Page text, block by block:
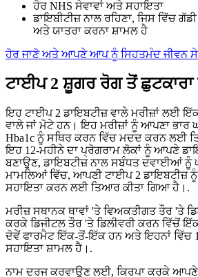
ਹੋਰ NHS ਸੇਵਾਵਾਂ ਅਤੇ ਸਹਾਇਤਾ
ਡਾਇਬੀਟੀਜ਼ ਨਾਲ ਰਹਿਣਾ, ਜਿਸ ਵਿੱਚ
ਅਤੇ ਯਾਤਰਾ ਕਰਨਾ ਸ਼ਾਮਲ ਹੈ
ਹੋਰ ਜਾਣੋ ਅਤੇ ਆਪਣੇ ਆਪ ਨੂੰ ਸਿਹਤਮੰਦ ਜੀਵਨ
ਟਾਈਪ 2 ਸ਼ੂਗਰ ਰੋਗ ਤੋਂ ਛੁਟਕਾਰਾ
ਇਹ ਟਾਈਪ 2 ਡਾਇਬਟੀਜ਼ ਵਾਲੇ ਮਰੀਜ਼ਾਂ ਲਈ
ਵਾਲੇ ਜਾਂ ਮੋਟੇ ਹਨ। ਇਹ ਮਰੀਜ਼ਾਂ ਨੂੰ ਆਪਣਾ
Hba1c ਨੂੰ ਸਥਿਰ ਕਰਨ ਵਿੱਚ ਮਦਦ ਕਰਨ ਲਈ
ਇਹ 12-ਮਹੀਨੇ ਦਾ ਪ੍ਰੋਗਰਾਮ ਲੋਕਾਂ ਨੂੰ ਆਪਣੇ
ਬਣਾਉਣ, ਡਾਇਬਟੀਜ਼ ਨਾਲ ਸਬੰਧਤ ਦਵਾਈਆਂ ਨੂੰ
ਮਾਮਲਿਆਂ ਵਿੱਚ, ਆਪਣੀ ਟਾਈਪ 2 ਡਾਇਬਟੀਜ਼
ਸਹਾਇਤਾ ਕਰਨ ਲਈ ਤਿਆਰ ਕੀਤਾ ਗਿਆ ਹੈ।.
ਮਰੀਜ਼ ਸਥਾਨਕ ਥਾਵਾਂ 'ਤੇ ਵਿਅਕਤੀਗਤ ਤੌਰ 'ਤੇ
ਕਰਕੇ ਡਿਜੀਟਲ ਤੌਰ 'ਤੇ ਡਿਲੀਵਰੀ ਕਰਨ ਵਿੱਚੋਂ
ਦੋਵੇਂ ਫਾਰਮੈਟ ਇੱਕ-ਤੋਂ-ਇੱਕ ਹਨ ਅਤੇ ਇਹਨਾਂ ਵਿੱਚ
ਸਹਾਇਤਾ ਸ਼ਾਮਲ ਹੈ।.
ਨਾਮ ਦਰਜ ਕਰਵਾਉਣ ਲਈ, ਕਿਰਪਾ ਕਰਕੇ ਆਪਣੇ